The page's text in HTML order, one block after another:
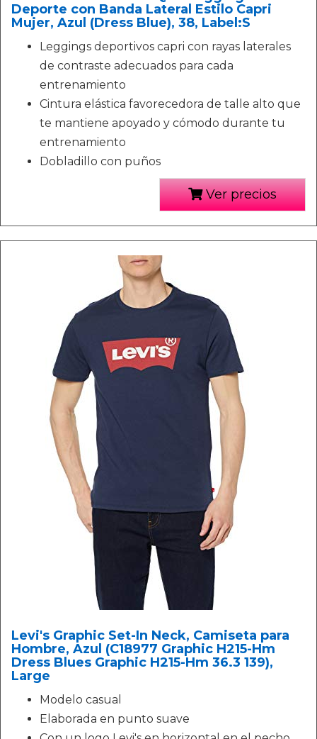
Deporte con Banda Lateral Estilo Capri
Mujer, Azul (Dress Blue), 38, Label:S
Leggings deportivos capri con rayas laterales
de contraste adecuados para cada
entrenamiento
Cintura elástica favorecedora de talle alto que
te mantiene apoyado y cómodo durante tu
entrenamiento
Dobladillo con puños
Ver precios
Levi's Graphic Set-In Neck, Camiseta para
Hombre, Azul (C18977 Graphic H215-Hm
Dress Blues Graphic H215-Hm 36.3 139),
Large
Modelo casual
Elaborada en punto suave